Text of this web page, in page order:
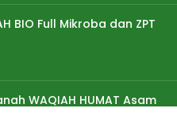
BIO Full Mikroba dan ZPT
WAQIAH HUMAT Asam